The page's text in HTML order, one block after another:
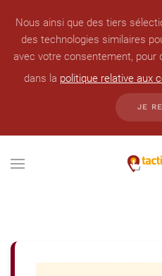
Nous ainsi que des tiers
des technologies similaires
avec votre consentement,
dans la politique relative aux
JE